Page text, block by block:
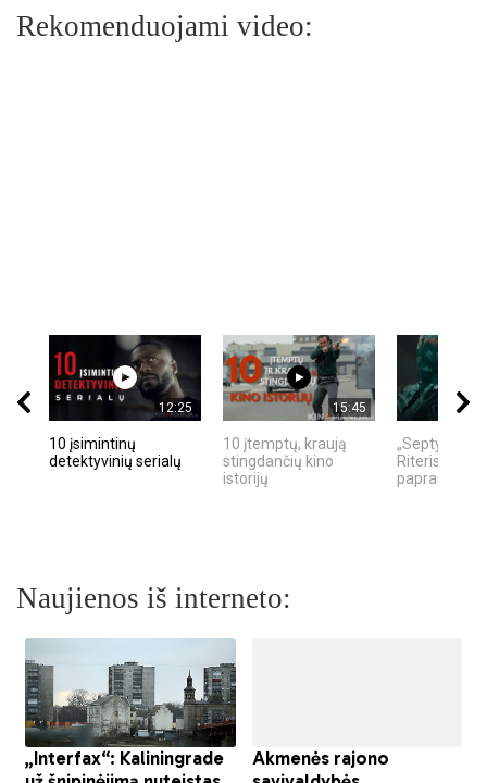
Rekomenduojami video:
12:25
10 įsimintinų
detektyvinių serialų
15:45
10 įtemptų, kraują
stingdančių kino
istorijų
„Septynių
Riteris" – kai
Naujienos iš interneto: